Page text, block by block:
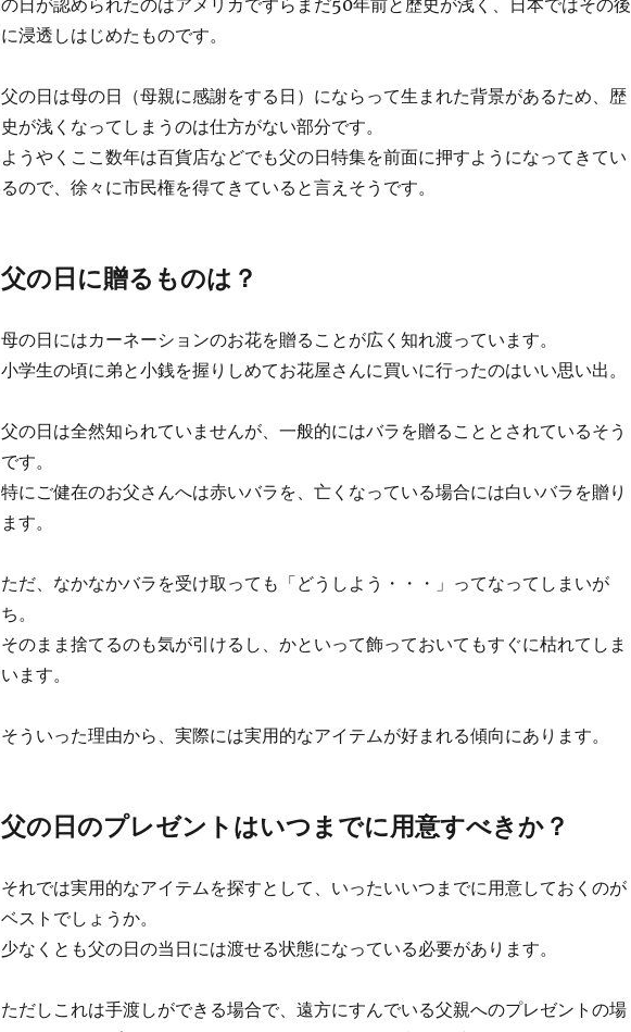
に浸透しはじめたものです。
父の日は母の日（母親に感謝をする日）にならって生まれた背景があるため、歴
史が浅くなってしまうのは仕方がない部分です。
ようやくここ数年は百貨店などでも父の日特集を前面に押すようになってきてい
るので、徐々に市民権を得てきていると言えそうです。
父の日に贈るものは？
母の日にはカーネーションのお花を贈ることが広く知れ渡っています。
小学生の頃に弟と小銭を握りしめてお花屋さんに買いに行ったのはいい思い出。
父の日は全然知られていませんが、一般的にはバラを贈ることとされているそう
です。
特にご健在のお父さんへは赤いバラを、亡くなっている場合には白いバラを贈り
ます。
ただ、なかなかバラを受け取っても「どうしよう・・・」ってなってしまいが
ち。
そのまま捨てるのも気が引けるし、かといって飾っておいてもすぐに枯れてしま
います。
そういった理由から、 実際には実用的なアイテムが好まれる傾向にあります。
父の日のプレゼントはいつまでに用意すべきか？
それでは実用的なアイテムを探すとして、いったいいつまでに用意しておくのが
ベストでしょうか。
少なくとも父の日の当日には渡せる状態になっている必要があります。
ただしこれは手渡しができる場合で、 遠方にすんでいる父親へのプレゼントの場